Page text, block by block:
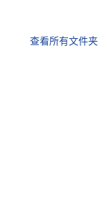
查看所有文件夹